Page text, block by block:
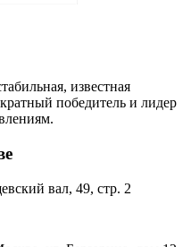
известная
победитель и лидер
вал, 49, стр. 2